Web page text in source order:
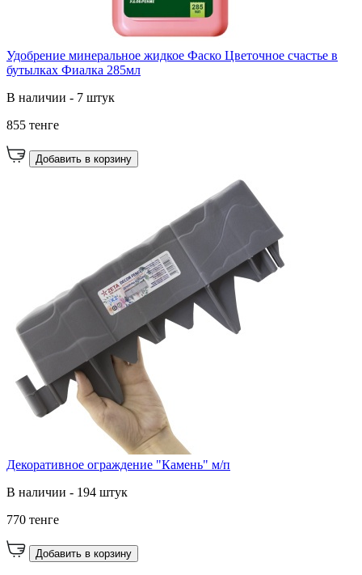
Удобрение минеральное жидкое Фаско Цветочное счастье в
бутылках Фиалка 285мл
В наличии - 7 штук
855 тенге
Добавить в корзину
Декоративное ограждение "Камень" м/п
В наличии - 194 штук
770 тенге
Добавить в корзину